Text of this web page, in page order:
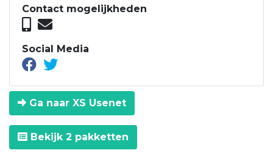
Contact mogelijkheden
Social Media
Ga naar XS Usenet
Bekijk 2 pakketten